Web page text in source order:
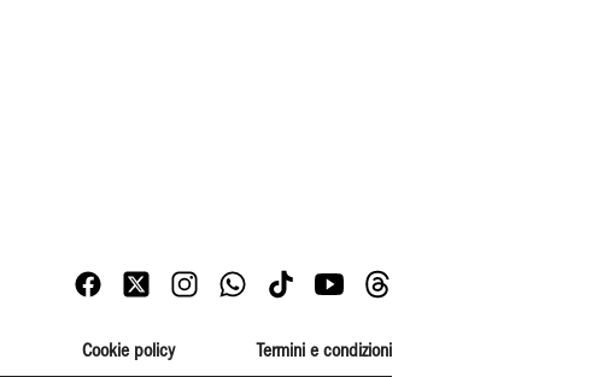
Cookie policy Termini e condizioni